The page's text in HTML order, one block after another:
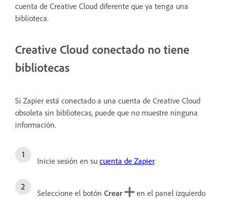
cuenta de Creative Cloud diferente que ya tenga una
biblioteca.
Creative Cloud conectado no tiene
bibliotecas
Si Zapier está conectado a una cuenta de Creative Cloud
obsoleta sin bibliotecas, puede que no muestre ninguna
información.
Inicie sesión en su cuenta de Zapier.
Seleccione el botón Crear
en el panel izquierdo